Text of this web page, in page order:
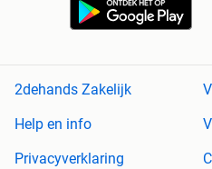
2dehands Zakelijk
Help en info
Privacyverklaring